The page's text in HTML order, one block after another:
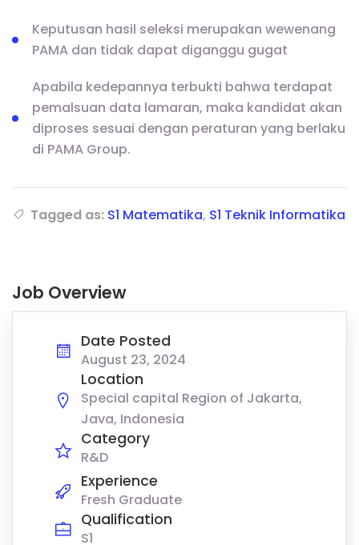
Keputusan hasil seleksi merupakan wewenang
PAMA dan tidak dapat diganggu gugat
Apabila kedepannya terbukti bahwa terdapat
pemalsuan data lamaran, maka kandidat akan
diproses sesuai dengan peraturan yang berlaku
di PAMA Group.
Tagged as: S1 Matematika, S1 Teknik Informatika
Job Overview
Date Posted
August 23, 2024
Location
Special capital Region of Jakarta,
Java, Indonesia
Category
R&D
Experience
Fresh Graduate
Qualification
S1